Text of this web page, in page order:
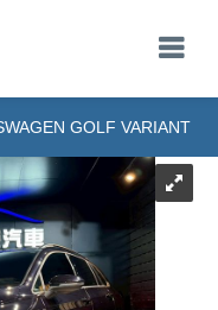
GOLF VARIANT